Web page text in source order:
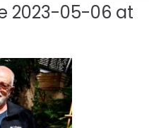
2023-05-06 at